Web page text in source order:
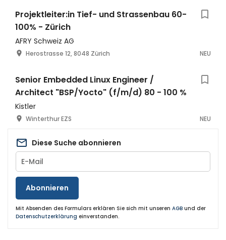
Projektleiter:in Tief- und Strassenbau 60-
100% - Zürich
AFRY Schweiz AG
Herostrasse 12, 8048 Zürich NEU
Senior Embedded Linux Engineer /
Architect "BSP/Yocto" (f/m/d) 80 - 100 %
Kistler
Winterthur EZS NEU
Diese Suche abonnieren
Abonnieren
Mit Absenden des Formulars erklären Sie sich mit unseren AGB und der
Datenschutzerklärung einverstanden.